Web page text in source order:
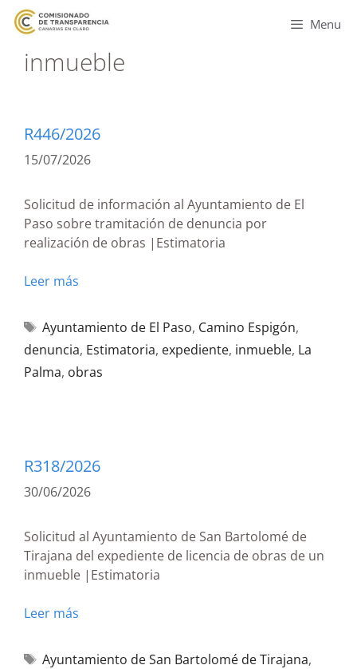
Menu
inmueble
R446/2026
15/07/2026
Solicitud de información al Ayuntamiento de El
Paso sobre tramitación de denuncia por
realización de obras |Estimatoria
Leer más
Ayuntamiento de El Paso, Camino Espigón,
denuncia, Estimatoria, expediente, inmueble, La
Palma, obras
R318/2026
30/06/2026
Solicitud al Ayuntamiento de San Bartolomé de
Tirajana del expediente de licencia de obras de un
inmueble |Estimatoria
Leer más
Ayuntamiento de San Bartolomé de Tirajana,